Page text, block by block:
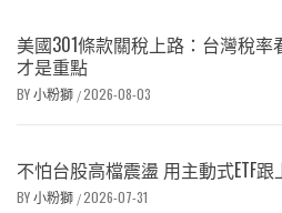
美國301條款關稅上路：台灣稅
才是重點
BY小粉獅 /2026-08-03
不怕台股高檔震盪 用主動式ETF跟
BY小粉獅 /2026-07-31